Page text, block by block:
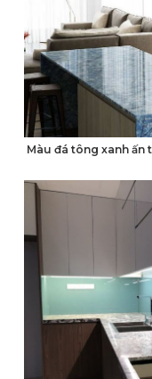
Màu đá tông xanh ấn